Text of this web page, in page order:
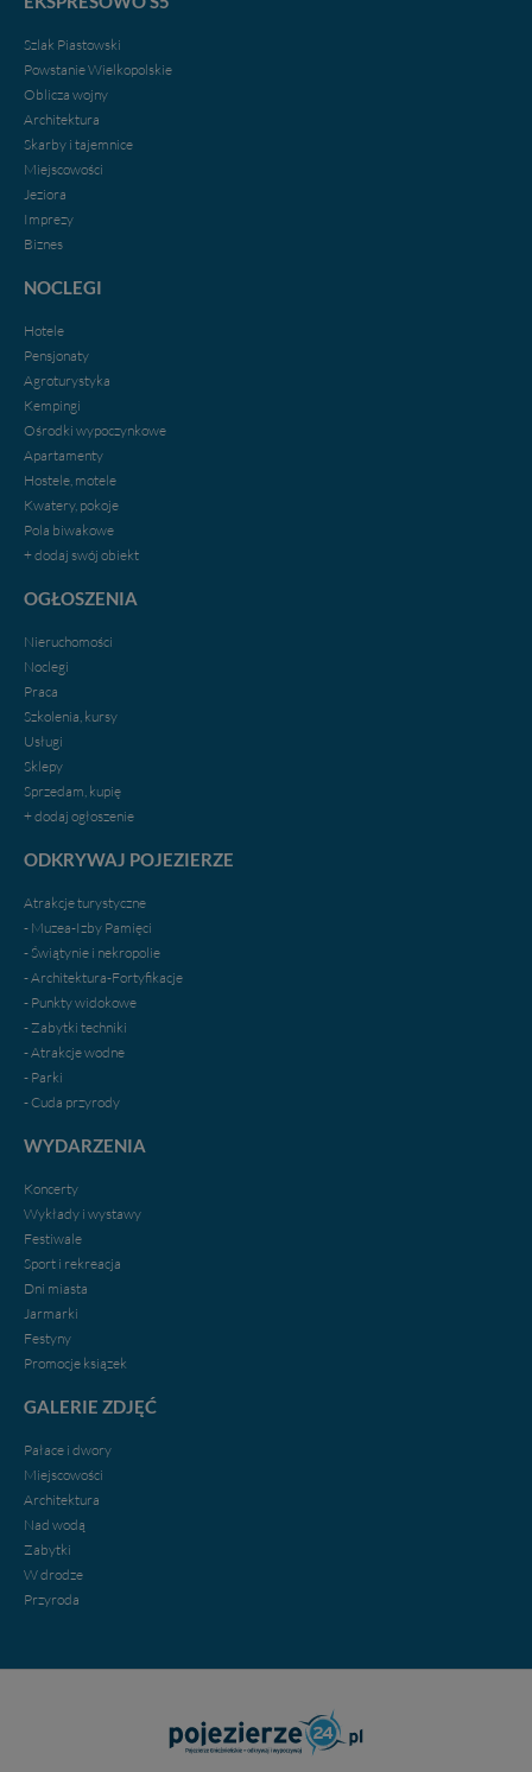
Szlak Piastowski
Powstanie Wielkopolskie
Oblicza wojny
Architektura
Skarby i tajemnice
Miejscowości
Jeziora
Imprezy
Biznes
NOCLEGI
Hotele
Pensjonaty
Agroturystyka
Kempingi
Ośrodki wypoczynkowe
Apartamenty
Hostele, motele
Kwatery, pokoje
Pola biwakowe
+ dodaj swój obiekt
OGŁOSZENIA
Nieruchomości
Noclegi
Praca
Szkolenia, kursy
Usługi
Sklepy
Sprzedam, kupię
+ dodaj ogłoszenie
ODKRYWAJ POJEZIERZE
Atrakcje turystyczne
- Muzea-Izby Pamięci
- Świątynie i nekropolie
- Architektura-Fortyfikacje
- Punkty widokowe
- Zabytki techniki
- Atrakcje wodne
- Parki
- Cuda przyrody
WYDARZENIA
Koncerty
Wykłady i wystawy
Festiwale
Sport i rekreacja
Dni miasta
Jarmarki
Festyny
Promocje ksiązek
GALERIE ZDJĘĆ
Pałace i dwory
Miejscowości
Architektura
Nad wodą
Zabytki
W drodze
Przyroda